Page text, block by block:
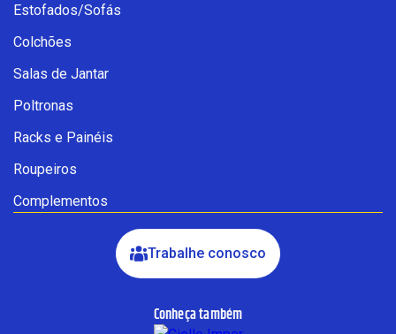
INICIAR CONVERSA
Estofados/Sofás
Colchões
Salas de Jantar
Poltronas
Racks e Painéis
Roupeiros
Complementos
Trabalhe conosco
Conheça também